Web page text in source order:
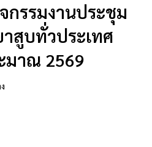
กรรมงานประชุม
สูบทั่วประเทศ
มาณ 2569